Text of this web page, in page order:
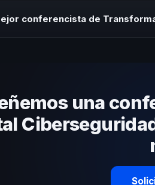
conferencista de
una